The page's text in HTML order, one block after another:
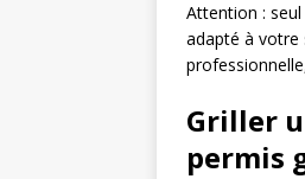
Attention : seul
adapté à votre
Griller
permis